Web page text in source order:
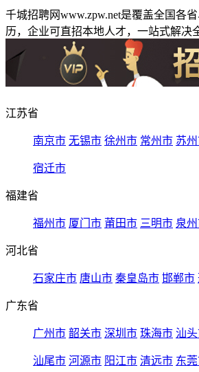
千城招聘网www.zpw.net是覆盖全国各
历，企业可直招本地人才，一站式解决
江苏省
南京市 无锡市 徐州市 常州市 苏
宿迁市
福建省
福州市 厦门市 莆田市 三明市 泉
河北省
石家庄市 唐山市 秦皇岛市 邯郸市
广东省
广州市 韶关市 深圳市 珠海市 汕
汕尾市 河源市 阳江市 清远市 东